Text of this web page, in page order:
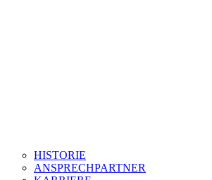
HISTORIE
ANSPRECHPARTNER